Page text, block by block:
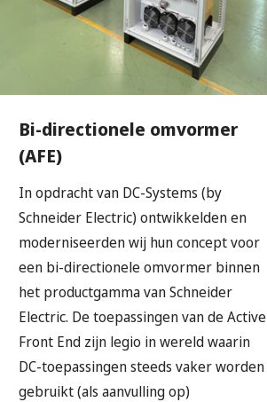
Bi-directionele omvormer
(AFE)
In opdracht van DC-Systems (by
Schneider Electric) ontwikkelden en
moderniseerden wij hun concept voor
een bi-directionele omvormer binnen
het productgamma van Schneider
Electric. De toepassingen van de Active
Front End zijn legio in wereld waarin
DC-toepassingen steeds vaker worden
gebruikt (als aanvulling op)